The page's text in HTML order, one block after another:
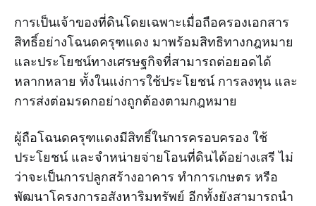
การเป็นเจ้าของที่ดินโดยเฉพาะเมื่อถือครองเอกสาร
สิทธิ์อย่างโฉนดครุฑแดง มาพร้อมสิทธิทางกฎหมาย
และประโยชน์ทางเศรษฐกิจที่สามารถต่อยอดได้
หลากหลาย ทั้งในแง่การใช้ประโยชน์ การลงทุน และ
การส่งต่อมรดกอย่างถูกต้องตามกฎหมาย
ผู้ถือโฉนดครุฑแดงมีสิทธิ์ในการครอบครอง ใช้
ประโยชน์ และจำหน่ายจ่ายโอนที่ดินได้อย่างเสรี ไม่
ว่าจะเป็นการปลูกสร้างอาคาร ทำการเกษตร หรือ
พัฒนาโครงการอสังหาริมทรัพย์ อีกทั้งยังสามารถนำ